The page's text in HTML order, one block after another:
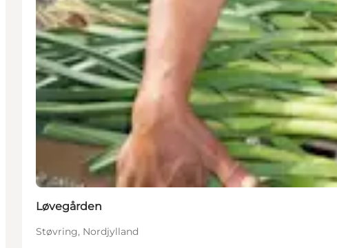
Løvegården
Støvring, Nordjylland